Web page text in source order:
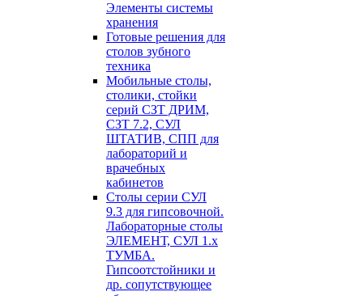
Элементы системы
хранения
Готовые решения для
столов зубного
техника
Мобильные столы,
столики, стойки
серий СЗТ ДРИМ,
СЗТ 7.2, СУЛ
ШТАТИВ, СПП для
лабораторий и
врачебных
кабинетов
Столы серии СУЛ
9.3 для гипсовочной.
Лабораторные столы
ЭЛЕМЕНТ, СУЛ 1.х
ТУМБА.
Гипсоотстойники и
др. сопутствующее